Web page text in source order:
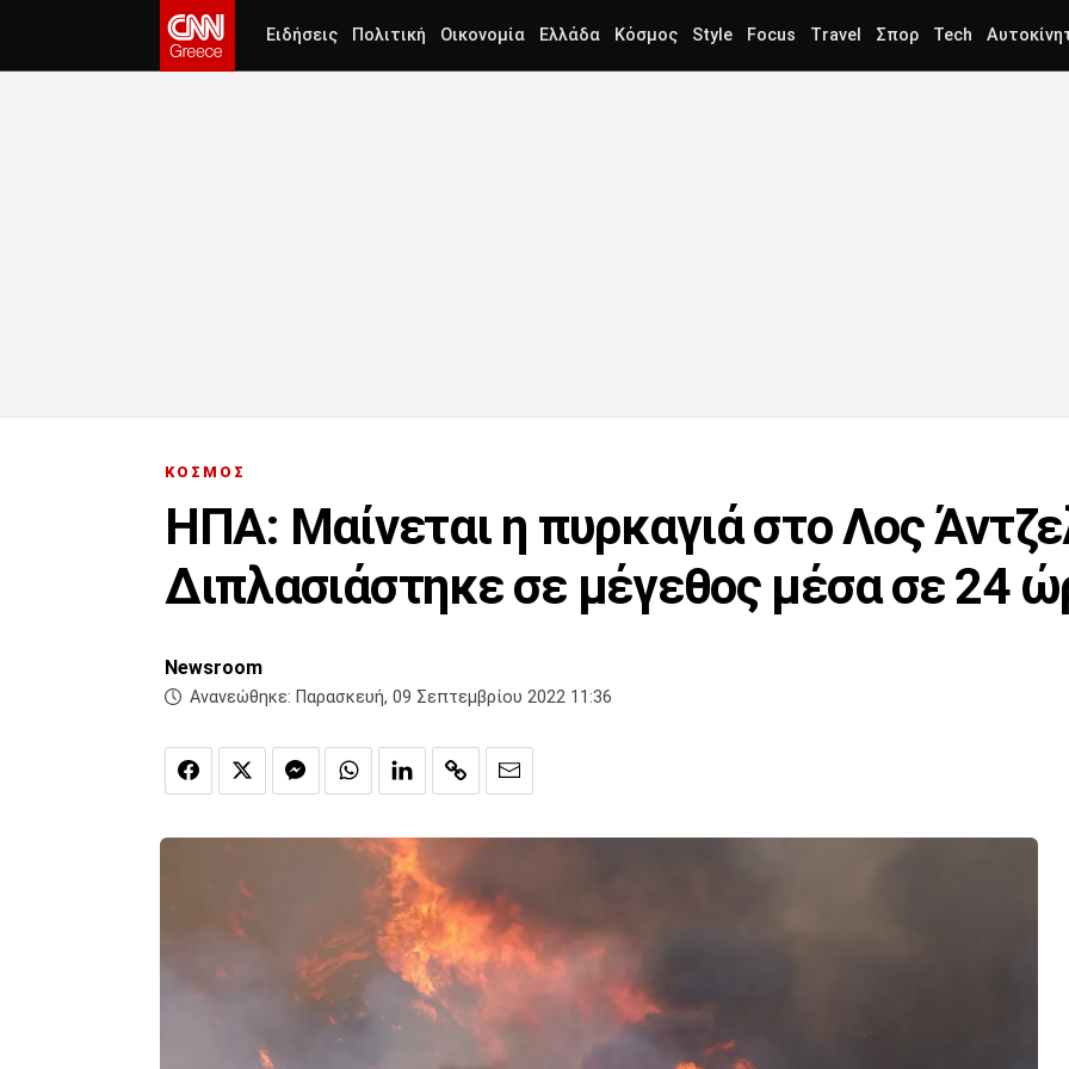
Ειδήσεις Πολιτική Οικονομία Ελλάδα Κόσμος Style Focus Travel Σπορ Tech
ΚΟΣΜΟΣ
ΗΠΑ: Μαίνεται η πυρκαγιά στο Λος
Διπλασιάστηκε σε μέγεθος μέσα σε 24
Newsroom
Ανανεώθηκε: Παρασκευή, 09 Σεπτεμβρίου 2022 11:36